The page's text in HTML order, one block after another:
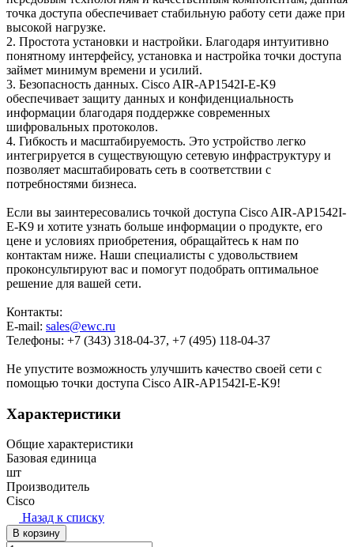
точка доступа обеспечивает стабильную работу сети даже при
высокой нагрузке.
2. Простота установки и настройки. Благодаря интуитивно
понятному интерфейсу, установка и настройка точки доступа
займет минимум времени и усилий.
3. Безопасность данных. Cisco AIR-AP1542I-E-K9
обеспечивает защиту данных и конфиденциальность
информации благодаря поддержке современных
шифровальных протоколов.
4. Гибкость и масштабируемость. Это устройство легко
интегрируется в существующую сетевую инфраструктуру и
позволяет масштабировать сеть в соответствии с
потребностями бизнеса.
Если вы заинтересовались точкой доступа Cisco AIR-AP1542I-
E-K9 и хотите узнать больше информации о продукте, его
цене и условиях приобретения, обращайтесь к нам по
контактам ниже. Наши специалисты с удовольствием
проконсультируют вас и помогут подобрать оптимальное
решение для вашей сети.
Контакты:
E-mail: sales@ewc.ru
Телефоны: +7 (343) 318-04-37, +7 (495) 118-04-37
Не упустите возможность улучшить качество своей сети с
помощью точки доступа Cisco AIR-AP1542I-E-K9!
Характеристики
Общие характеристики
Базовая единица
шт
Производитель
Cisco
Назад к списку
В корзину